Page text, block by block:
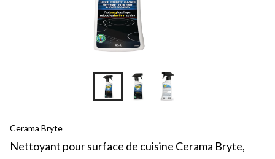
Cerama Bryte
Nettoyant pour surface de cuisine Cerama Bryte,